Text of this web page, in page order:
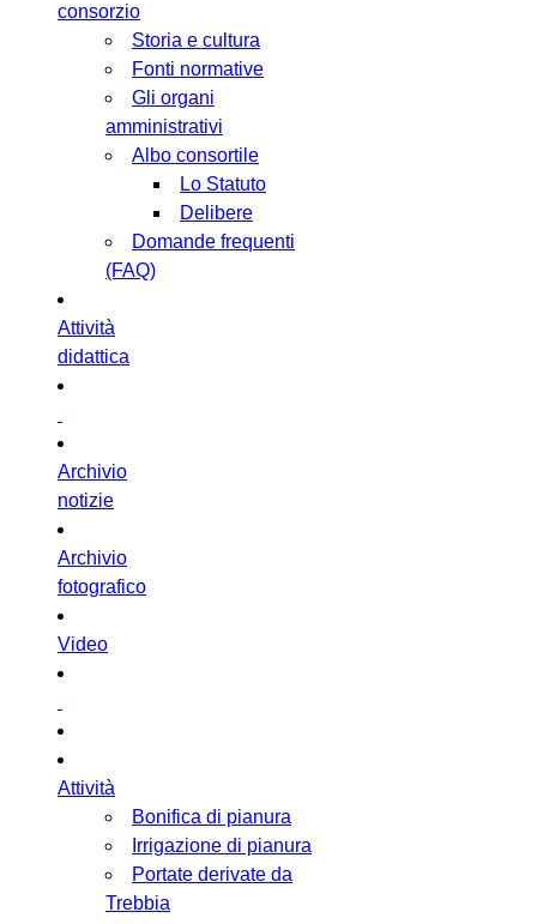
consorzio
Storia e cultura
Fonti normative
Gli organi
amministrativi
Albo consortile
Lo Statuto
Delibere
Domande frequenti
(FAQ)
Attività
didattica
Archivio
notizie
Archivio
fotografico
Video
Attività
Bonifica di pianura
Irrigazione di pianura
Portate derivate da
Trebbia